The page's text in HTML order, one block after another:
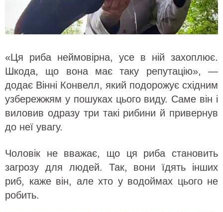
«Ця риба неймовірна, усе в ній захоплює.
Шкода, що вона має таку репутацію», —
додає Вінні Конвелл, який подорожує східним
узбережжям у пошуках цього виду. Саме він і
виловив одразу три такі рибини й привернув
до неї увагу.
Чоловік не вважає, що ця риба становить
загрозу для людей. Так, вони їдять інших
риб, каже він, але хто у водоймах цього не
робить.